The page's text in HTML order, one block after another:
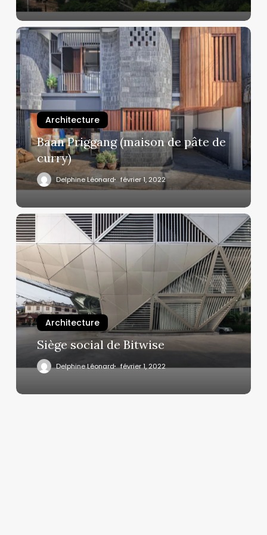
Architecture
Baan Priggang (maison de pâte de
curry)
Delphine Léonard février 1, 2022
Architecture
Siège social de Bitwise
Delphine Léonard février 1, 2022